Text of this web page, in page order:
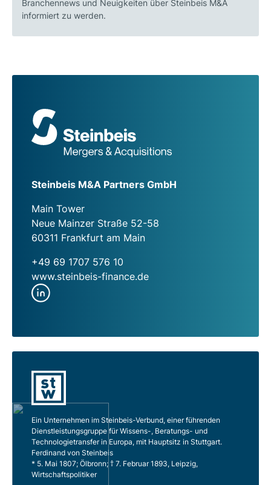
Branchennews und Neuigkeiten über Steinbeis M&A
informiert zu werden.
Steinbeis M&A Partners GmbH
Main Tower
Neue Mainzer Straße 52-58
60311 Frankfurt am Main
+49 69 1707 576 10
www.steinbeis-finance.de
Ein Unternehmen im Steinbeis-Verbund, einer führenden
Dienstleistungsgruppe für Wissens-, Beratungs- und
Technologietransfer in Europa, mit Hauptsitz in Stuttgart.
Ferdinand von Steinbeis
* 5. Mai 1807; Ölbronn; † 7. Februar 1893, Leipzig,
Wirtschaftspolitiker